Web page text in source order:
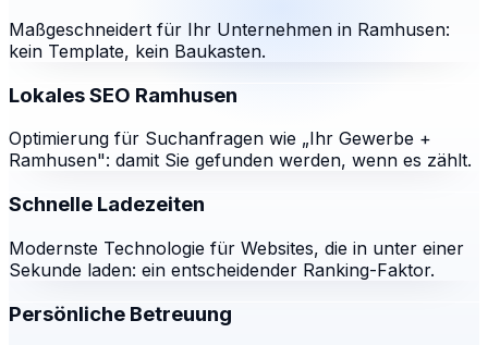
Maßgeschneidert für Ihr Unternehmen in Ramhusen:
kein Template, kein Baukasten.
Lokales SEO Ramhusen
Optimierung für Suchanfragen wie „Ihr Gewerbe +
Ramhusen": damit Sie gefunden werden, wenn es zählt.
Schnelle Ladezeiten
Modernste Technologie für Websites, die in unter einer
Sekunde laden: ein entscheidender Ranking-Faktor.
Persönliche Betreuung